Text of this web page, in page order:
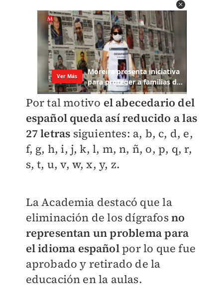
Por tal motivo elabecedario del
español queda así reducido a las
27 letras siguientes: a, b, c, d, e,
f, g, h, i, j, k, l, m, n, ñ, o, p, q, r,
s, t, u, v, w, x, y, z.
La Academia destacó que la
eliminación de los dígrafosno
representan un problema para
el idioma españolpor lo que fue
aprobado y retirado de la
educación en la aulas.